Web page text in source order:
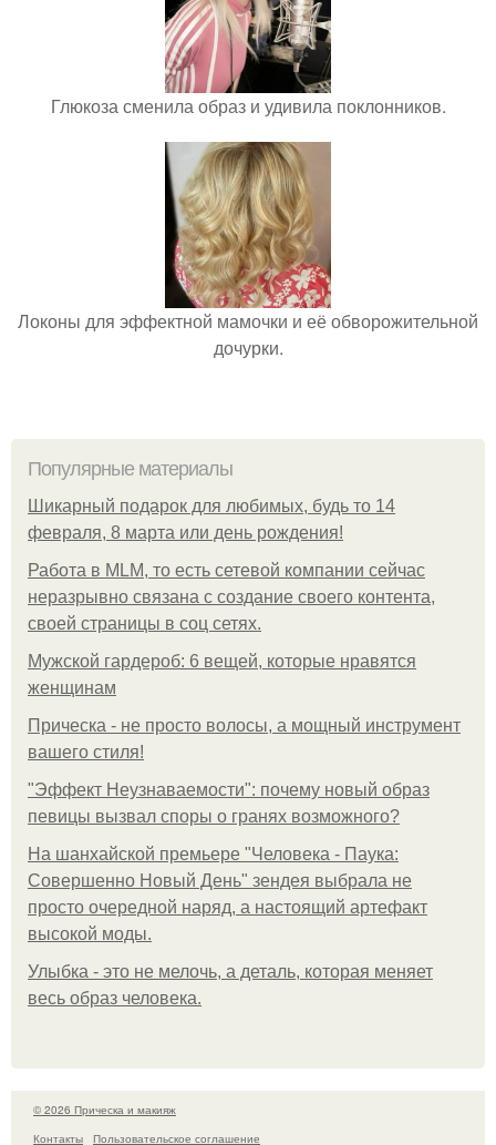
Глюкоза сменила образ и удивила поклонников.
Локоны для эффектной мамочки и её обворожительной
дочурки.
Популярные материалы
Шикарный подарок для любимых, будь то 14
февраля, 8 марта или день рождения!
Работа в MLM, то есть сетевой компании сейчас
неразрывно связана с создание своего контента,
своей страницы в соц сетях.
Мужской гардероб: 6 вещей, которые нравятся
женщинам
Прическа - не просто волосы, а мощный инструмент
вашего стиля!
"Эффект Неузнаваемости": почему новый образ
певицы вызвал споры о гранях возможного?
На шанхайской премьере "Человека - Паука:
Совершенно Новый День" зендея выбрала не
просто очередной наряд, а настоящий артефакт
высокой моды.
Улыбка - это не мелочь, а деталь, которая меняет
весь образ человека.
© 2026 Прическа и макияж
Контакты
Пользовательское соглашение